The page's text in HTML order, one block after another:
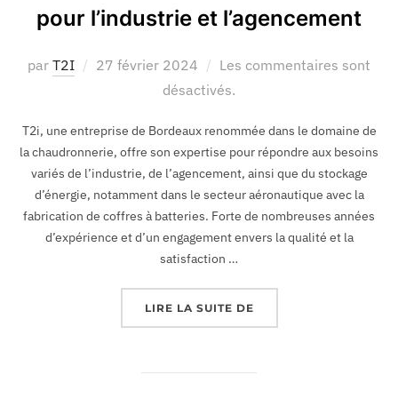
pour l’industrie et l’agencement
par T2I 27 février 2024
Les commentaires sont
désactivés.
T2i, une entreprise de Bordeaux renommée dans le domaine de
la chaudronnerie, offre son expertise pour répondre aux besoins
variés de l’industrie, de l’agencement, ainsi que du stockage
d’énergie, notamment dans le secteur aéronautique avec la
fabrication de coffres à batteries. Forte de nombreuses années
d’expérience et d’un engagement envers la qualité et la
satisfaction …
LIRE LA SUITE DE